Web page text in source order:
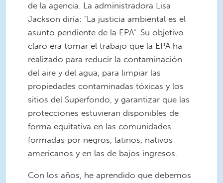
de la agencia. La administradora Lisa
Jackson diría: "La justicia ambiental es el
asunto pendiente de la EPA". Su objetivo
claro era tomar el trabajo que la EPA ha
realizado para reducir la contaminación
del aire y del agua, para limpiar las
propiedades contaminadas tóxicas y los
sitios del Superfondo, y garantizar que las
protecciones estuvieran disponibles de
forma equitativa en las comunidades
formadas por negros, latinos, nativos
americanos y en las de bajos ingresos.
Con los años, he aprendido que debemos